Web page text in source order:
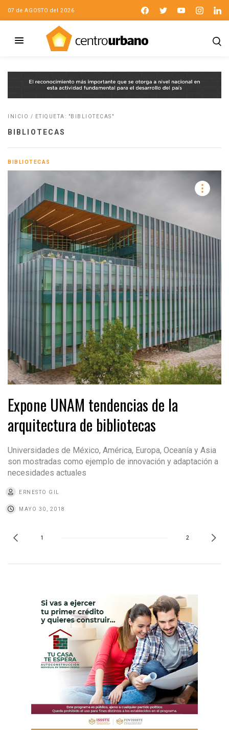
07 de AGOSTO del 2026
INICIO / ETIQUETA: "BIBLIOTECAS"
BIBLIOTECAS
BIBLIOTECAS
Expone UNAM tendencias de la
arquitectura de bibliotecas
Universidades de México, América, Europa, Oceanía y Asia
son mostradas como ejemplo de innovación y adaptación a
necesidades actuales
ERNESTO GIL
MAYO 30, 2018
1 2